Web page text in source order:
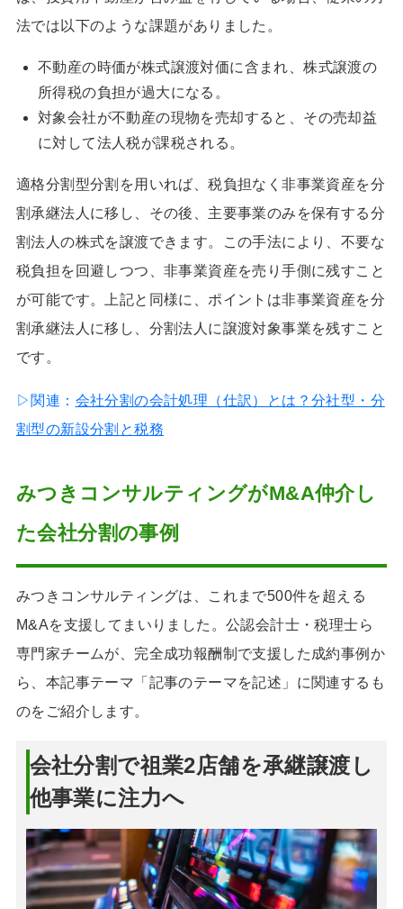
法では以下のような課題がありました。
不動産の時価が株式譲渡対価に含まれ、株式譲渡の
所得税の負担が過大になる。
対象会社が不動産の現物を売却すると、その売却益
に対して法人税が課税される。
適格分割型分割を用いれば、税負担なく非事業資産を分
割承継法人に移し、その後、主要事業のみを保有する分
割法人の株式を譲渡できます。この手法により、不要な
税負担を回避しつつ、非事業資産を売り手側に残すこと
が可能です。上記と同様に、ポイントは非事業資産を分
割承継法人に移し、分割法人に譲渡対象事業を残すこと
です。
▷関連： 会社分割の会計処理（仕訳）とは？分社型・分
割型の新設分割と税務
みつきコンサルティングがM&A仲介し
た会社分割の事例
みつきコンサルティングは、これまで500件を超える
M&Aを支援してまいりました。公認会計士・税理士ら
専門家チームが、完全成功報酬制で支援した成約事例か
ら、本記事テーマ「記事のテーマを記述」に関連するも
のをご紹介します。
会社分割で祖業2店舗を承継譲渡し
他事業に注力へ